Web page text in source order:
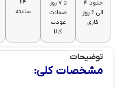
حدود 4
الی 6 روز
کاری
تا ۷ روز
ضمانت
عودت
کالا
۲۴
ساعته
توضیحات
مشخصات کلی: